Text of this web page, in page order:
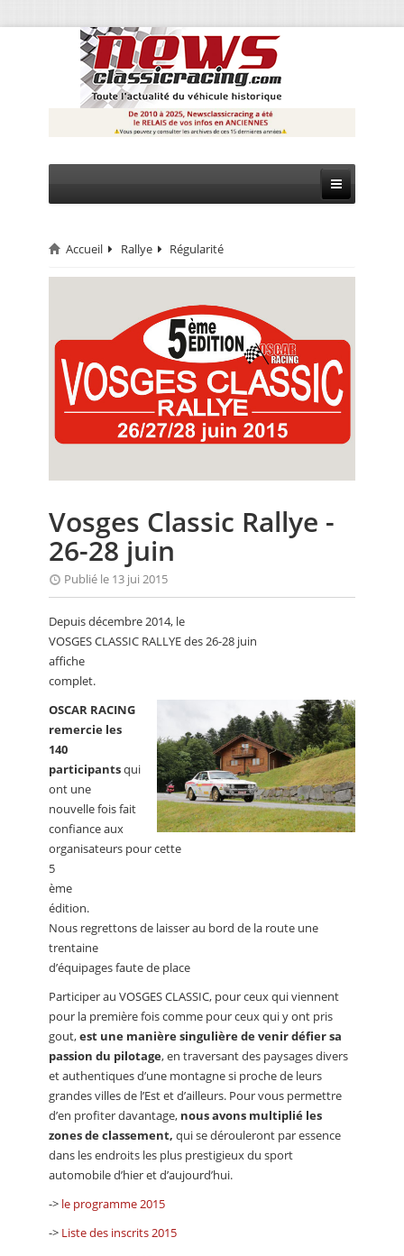
CIRCUIT
MONTAGNE
EVÈNEMENTS
CALENDRIER
FOCUS
ANNUAIRES
PETITES ANNONCES
Accueil Rallye Régularité
Vosges Classic Rallye -
26-28 juin
Publié le 13 jui 2015
Depuis décembre 2014, le
VOSGES CLASSIC RALLYE des 26-28 juin
affiche
complet.
OSCAR RACING
remercie les
140
participantsqui
ont une
nouvelle fois fait
confiance aux
organisateurs pour cette
5
ème
édition.
Nous regrettons de laisser au bord de la route une
trentaine
d’équipages faute de place
Participer au VOSGES CLASSIC, pour ceux qui viennent
pour la première fois comme pour ceux qui y ont pris
gout,est une manière singulière de venir défier sa
passion du pilotage, en traversant des paysages divers
et authentiques d’une montagne si proche de leurs
grandes villes de l’Est et d’ailleurs. Pour vous permettre
d’en profiter davantage, nous avons multiplié les
zones de classement, qui se dérouleront par essence
dans les endroits les plus prestigieux du sport
automobile d’hier et d’aujourd’hui.
-> le programme 2015
-> Liste des inscrits 2015